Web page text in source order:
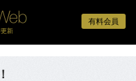
有料会員
新